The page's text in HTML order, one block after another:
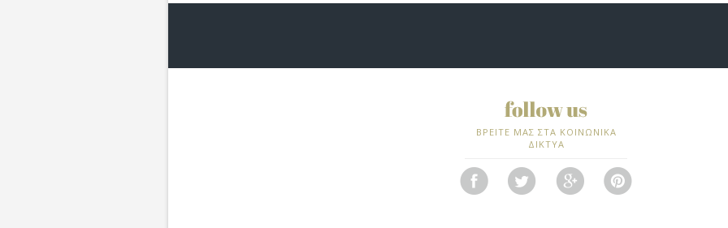
ΒΡΕΙΤΕ ΜΑΣ ΣΤΑ ΚΟΙΝΩΝΙΚΑ
ΔΙΚΤΥΑ